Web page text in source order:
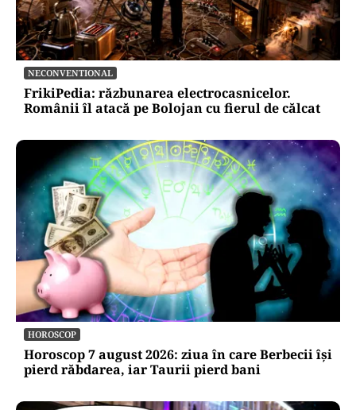
NECONVENTIONAL
FrikiPedia: răzbunarea electrocasnicelor.
Românii îl atacă pe Bolojan cu fierul de călcat
HOROSCOP
Horoscop 7 august 2026: ziua în care Berbecii își
pierd răbdarea, iar Taurii pierd bani